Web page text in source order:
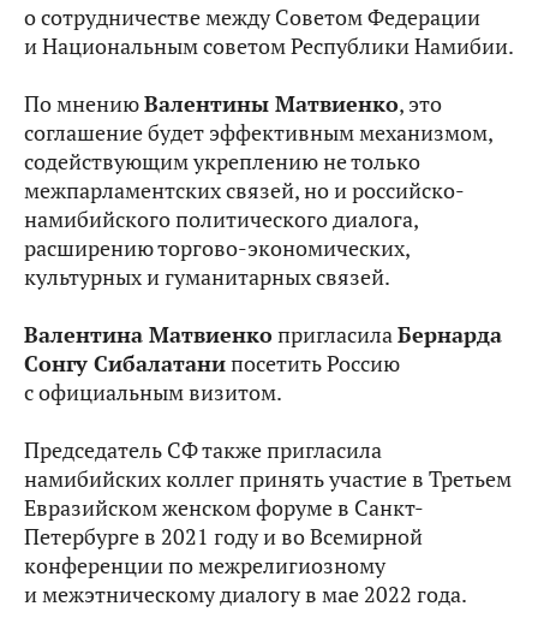
о сотрудничестве между Советом Федерации
и Национальным советом Республики Намибии.
По мнениюВалентины Матвиенко, это
соглашение будет эффективным механизмом,
содействующим укреплению не только
межпарламентских связей, но и российско-
намибийского политического диалога,
расширению торгово-экономических,
культурных и гуманитарных связей.
Валентина МатвиенкопригласилаБернарда
Сонгу Сибалатанипосетить Россию
с официальным визитом.
Председатель СФ также пригласила
намибийских коллег принять участие в Третьем
Евразийском женском форуме в Санкт-
Петербурге в 2021 году и во Всемирной
конференции по межрелигиозному
и межэтническому диалогу в мае 2022 года.